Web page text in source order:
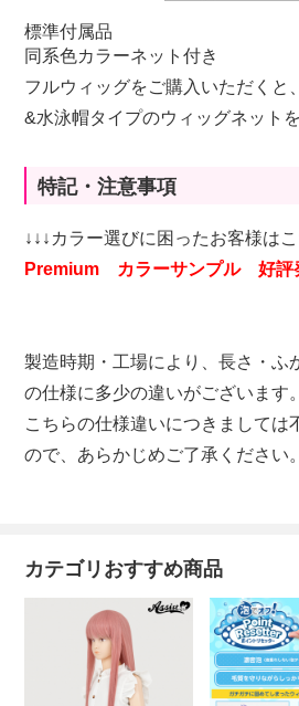
標準付属品
同系色カラーネット付き
フルウィッグをご購入いただくと
&水泳帽タイプのウィッグネット
特記・注意事項
↓↓↓カラー選びに困ったお客様はこ
Premium カラーサンプル 好評
製造時期・工場により、長さ・ふ
の仕様に多少の違いがございます。
こちらの仕様違いにつきましては
ので、あらかじめご了承ください。
カテゴリおすすめ商品